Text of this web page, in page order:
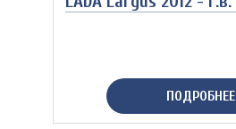
ПОДРОБНЕЕ